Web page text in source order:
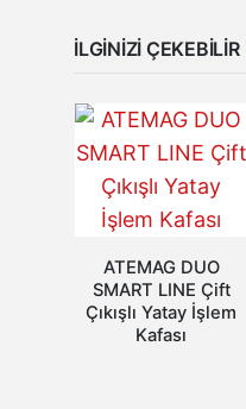
İLGINIZI ÇEKEBILIR
ATEMAG DUO
SMART LINE Çift
Çıkışlı Yatay İşlem
Kafası